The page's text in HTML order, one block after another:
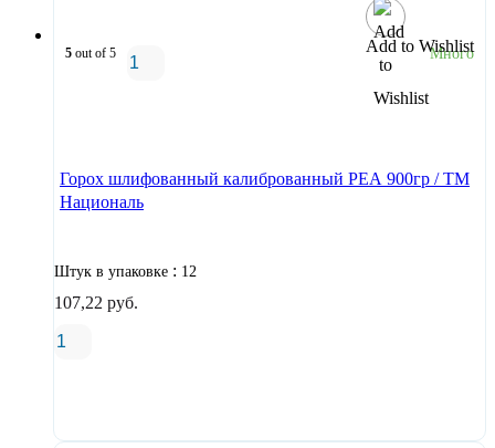
Add to Wishlist
5 out of 5 Много
Горох шлифованный калиброванный РЕА 900гр / ТМ
Националь
Штук в упаковке : 12
107,22 руб.